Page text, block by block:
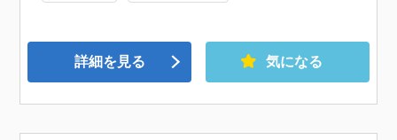
詳細を見る 気になる